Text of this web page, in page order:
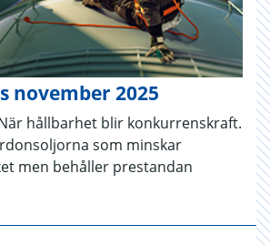
november 2025
hållbarhet blir konkurrenskraft.
som minskar
men behåller prestandan